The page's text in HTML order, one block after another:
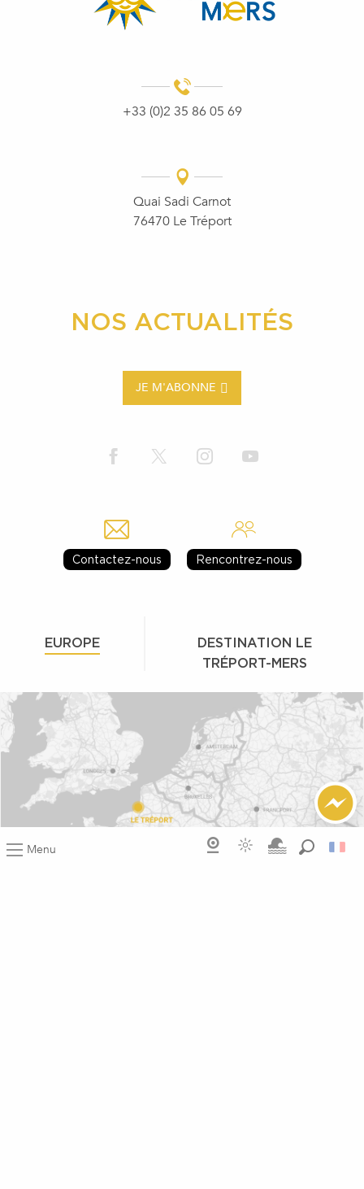
Menu
+33 (0)2 35 86 05 69
Quai Sadi Carnot
76470 Le Tréport
NOS ACTUALITÉS
JE M'ABONNE
Contactez-nous Rencontrez-nous
EUROPE
DESTINATION LE
TRÉPORT-MERS